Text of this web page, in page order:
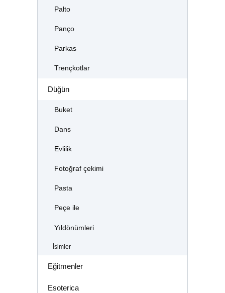
Palto
Panço
Parkas
Trençkotlar
Düğün
Buket
Dans
Evlilik
Fotoğraf çekimi
Pasta
Peçe ile
Yıldönümleri
İsimler
Eğitmenler
Esoterica